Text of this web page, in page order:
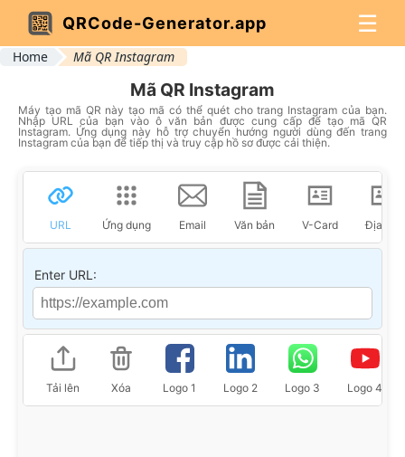
QRCode-Generator.app ☰
Home Mã QR Instagram
Mã QR Instagram
Máy tạo mã QR này tạo mã có thể quét cho trang Instagram của bạn.
Nhập URL của bạn vào ô văn bản được cung cấp để tạo mã QR
Instagram. Ứng dụng này hỗ trợ chuyển hướng người dùng đến trang
Instagram của bạn để tiếp thị và truy cập hồ sơ được cải thiện.
URL Ứng dụng Email Văn bản V-Card Địa chỉ
Enter URL:
Tải lên Xóa Logo 1 Logo 2 Logo 3 Logo 4